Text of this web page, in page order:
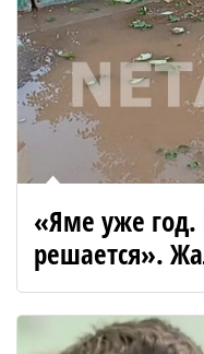
«Яме уже
решается».